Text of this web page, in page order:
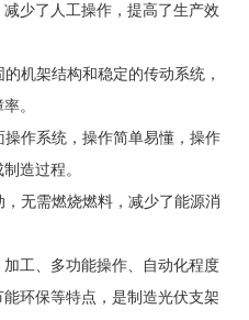
少了人工操作，提高了生产效
机架结构和稳定的传动系统，
。
作系统，操作简单易懂，操作
造过程。
无需燃烧燃料，减少了能源消
工、多功能操作、自动化程度
环保等特点，是制造光伏支架